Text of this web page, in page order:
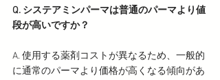
Q. システアミンパーマは普通のパーマより値
段が高いですか？
A. 使用する薬剤コストが異なるため、一般的
に通常のパーマより価格が高くなる傾向があ